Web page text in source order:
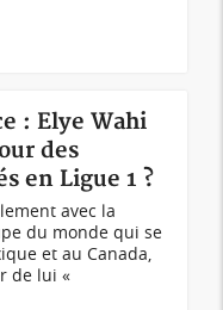
: Elye Wahi
des
en Ligue 1 ?
avec la
du monde qui se
et au Canada,
de lui «